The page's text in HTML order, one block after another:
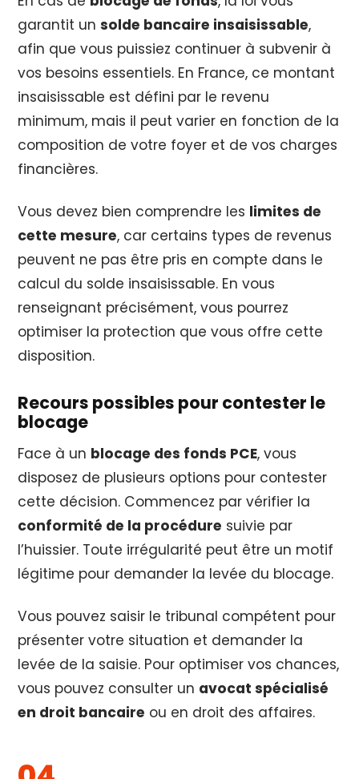
garantit un solde bancaire insaisissable,
afin que vous puissiez continuer à subvenir à
vos besoins essentiels. En France, ce montant
insaisissable est défini par le revenu
minimum, mais il peut varier en fonction de la
composition de votre foyer et de vos charges
financières.
Vous devez bien comprendre les limites de
cette mesure, car certains types de revenus
peuvent ne pas être pris en compte dans le
calcul du solde insaisissable. En vous
renseignant précisément, vous pourrez
optimiser la protection que vous offre cette
disposition.
Recours possibles pour contester le
blocage
Face à un blocage des fonds PCE, vous
disposez de plusieurs options pour contester
cette décision. Commencez par vérifier la
conformité de la procédure suivie par
l’huissier. Toute irrégularité peut être un motif
légitime pour demander la levée du blocage.
Vous pouvez saisir le tribunal compétent pour
présenter votre situation et demander la
levée de la saisie. Pour optimiser vos chances,
vous pouvez consulter un avocat spécialisé
en droit bancaire ou en droit des affaires.